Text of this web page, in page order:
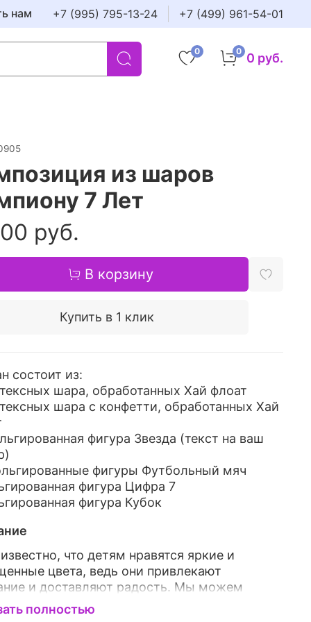
нам +7 (995) 795-13-24 +7 (499) 961-54-01
0 0 0 руб.
из шаров
7 Лет
руб.
В корзину
Купить в 1 клик
состоит из:
шара, обработанных Хай флоат
шара с конфетти, обработанных Хай
фигура Звезда (текст на ваш
фигуры Футбольный мяч
фигура Цифра 7
фигура Кубок
что детям нравятся яркие и
цвета, ведь они привлекают
и доставляют радость. Мы можем
который, непременно, доставит вашему
полностью